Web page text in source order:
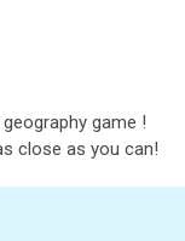
game !
close as you can!